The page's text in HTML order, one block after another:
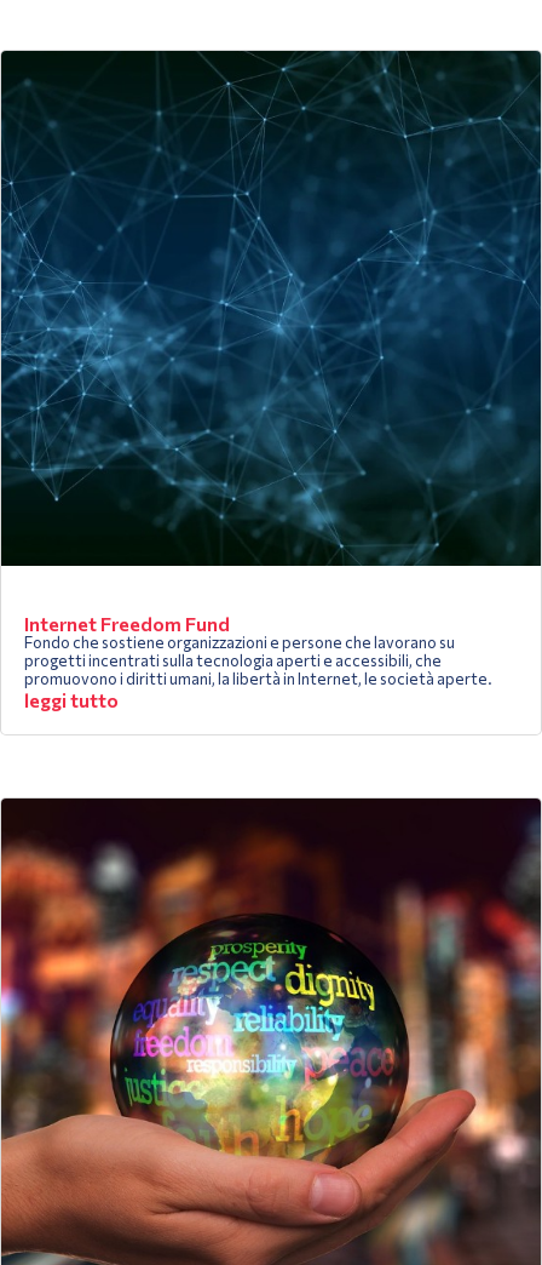
Internet Freedom Fund
Fondo che sostiene organizzazioni e persone che lavorano su
progetti incentrati sulla tecnologia aperti e accessibili, che
promuovono i diritti umani, la libertà in Internet, le società aperte.
leggi tutto